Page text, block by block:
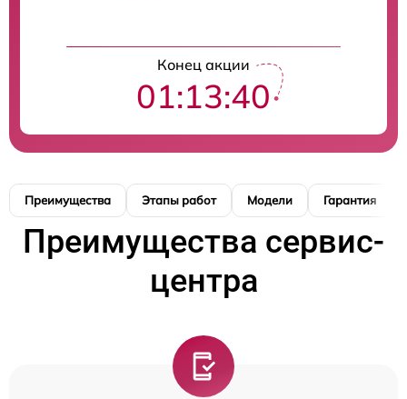
Конец акции
01:13:39
Преимущества Этапы работ Модели Гарантия
Преимущества сервис-
центра